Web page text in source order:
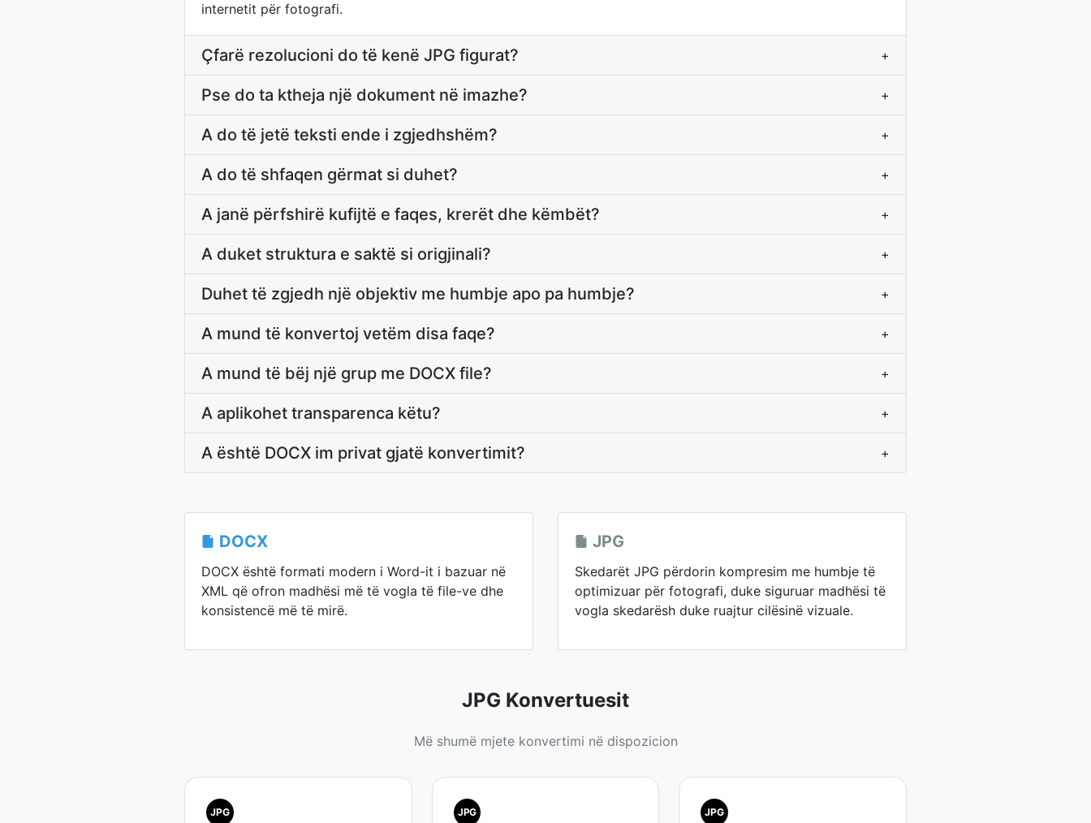
internetit për fotografi.
Çfarë rezolucioni do të kenë JPG figurat? +
Pse do ta ktheja një dokument në imazhe? +
A do të jetë teksti ende i zgjedhshëm? +
A do të shfaqen gërmat si duhet? +
A janë përfshirë kufijtë e faqes, krerët dhe këmbët? +
A duket struktura e saktë si origjinali? +
Duhet të zgjedh një objektiv me humbje apo pa humbje? +
A mund të konvertoj vetëm disa faqe? +
A mund të bëj një grup me DOCX file? +
A aplikohet transparenca këtu? +
A është DOCX im privat gjatë konvertimit? +
DOCX
DOCX është formati modern i Word-it i bazuar në
XML që ofron madhësi më të vogla të file-ve dhe
konsistencë më të mirë.
JPG
Skedarët JPG përdorin kompresim me humbje të
optimizuar për fotografi, duke siguruar madhësi të
vogla skedarësh duke ruajtur cilësinë vizuale.
JPG Konvertuesit
Më shumë mjete konvertimi në dispozicion
JPG JPG JPG